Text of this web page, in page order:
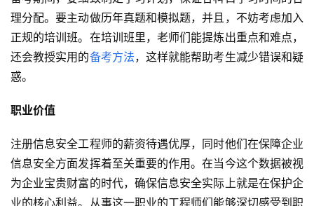
理分配。要主动做历年真题和模拟题，并且，不妨考虑加入
正规的培训班。在培训班里，老师们能提炼出重点和难点，
还会教授实用的备考方法，这样就能帮助考生减少错误和疑
惑。
职业价值
注册信息安全工程师的薪资待遇优厚，同时他们在保障企业
信息安全方面发挥着至关重要的作用。在当今这个数据被视
为企业宝贵财富的时代，确保信息安全实际上就是在保护企
业的核心利益。从事这一职业的工程师们能够深切感受到职